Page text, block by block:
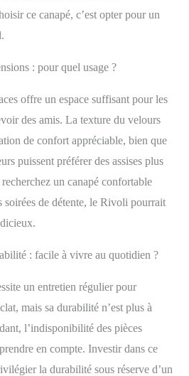
ce canapé, c’est opter pour un
: pour quel usage ?
offre un espace suffisant pour les
des amis. La texture du velours
de confort appréciable, bien que
puissent préférer des assises plus
un canapé confortable
soirées de détente, le Rivoli pourrait
: facile à vivre au quotidien ?
un entretien régulier pour
mais sa durabilité n’est plus à
l’indisponibilité des pièces
en compte. Investir dans ce
la durabilité sous réserve d’un